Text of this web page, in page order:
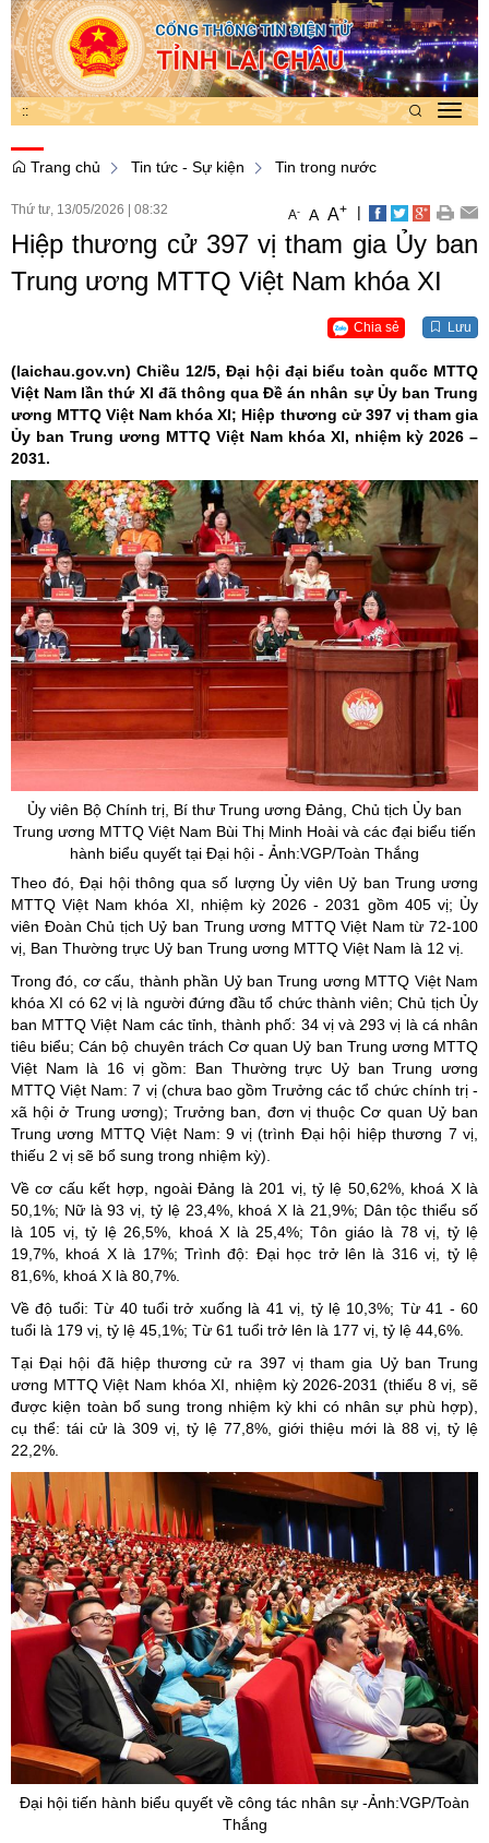
::
Trang chủ
Tin tức - Sự kiện Tin trong nước
Thứ tư, 13/05/2026 08:32 A- A A+ |
Hiệp thương cử 397 vị tham gia Ủy ban
Trung ương MTTQ Việt Nam khóa XI
Chia sẻ Lưu
(laichau.gov.vn) Chiều 12/5, Đại hội đại biểu toàn quốc MTTQ
Việt Nam lần thứ XI đã thông qua Đề án nhân sự Ủy ban Trung
ương MTTQ Việt Nam khóa XI; Hiệp thương cử 397 vị tham gia
Ủy ban Trung ương MTTQ Việt Nam khóa XI, nhiệm kỳ 2026 –
2031.
Ủy viên Bộ Chính trị, Bí thư Trung ương Đảng, Chủ tịch Ủy ban
Trung ương MTTQ Việt Nam Bùi Thị Minh Hoài và các đại biểu tiến
hành biểu quyết tại Đại hội - Ảnh:VGP/Toàn Thắng
Theo đó, Đại hội thông qua số lượng Ủy viên Uỷ ban Trung ương
MTTQ Việt Nam khóa XI, nhiệm kỳ 2026 - 2031 gồm 405 vị; Ủy
viên Đoàn Chủ tịch Uỷ ban Trung ương MTTQ Việt Nam từ 72-100
vị, Ban Thường trực Uỷ ban Trung ương MTTQ Việt Nam là 12 vị.
Trong đó, cơ cấu, thành phần Uỷ ban Trung ương MTTQ Việt Nam
khóa XI có 62 vị là người đứng đầu tổ chức thành viên; Chủ tịch Ủy
ban MTTQ Việt Nam các tỉnh, thành phố: 34 vị và 293 vị là cá nhân
tiêu biểu; Cán bộ chuyên trách Cơ quan Uỷ ban Trung ương MTTQ
Việt Nam là 16 vị gồm: Ban Thường trực Uỷ ban Trung ương
MTTQ Việt Nam: 7 vị (chưa bao gồm Trưởng các tổ chức chính trị -
xã hội ở Trung ương); Trưởng ban, đơn vị thuộc Cơ quan Uỷ ban
Trung ương MTTQ Việt Nam: 9 vị (trình Đại hội hiệp thương 7 vị,
thiếu 2 vị sẽ bổ sung trong nhiệm kỳ).
Về cơ cấu kết hợp, ngoài Đảng là 201 vị, tỷ lệ 50,62%, khoá X là
50,1%; Nữ là 93 vị, tỷ lệ 23,4%, khoá X là 21,9%; Dân tộc thiểu số
là 105 vị, tỷ lệ 26,5%, khoá X là 25,4%; Tôn giáo là 78 vị, tỷ lệ
19,7%, khoá X là 17%; Trình độ: Đại học trở lên là 316 vị, tỷ lệ
81,6%, khoá X là 80,7%.
Về độ tuổi: Từ 40 tuổi trở xuống là 41 vị, tỷ lệ 10,3%; Từ 41 - 60
tuổi là 179 vị, tỷ lệ 45,1%; Từ 61 tuổi trở lên là 177 vị, tỷ lệ 44,6%.
Tại Đại hội đã hiệp thương cử ra 397 vị tham gia Uỷ ban Trung
ương MTTQ Việt Nam khóa XI, nhiệm kỳ 2026-2031 (thiếu 8 vị, sẽ
được kiện toàn bổ sung trong nhiệm kỳ khi có nhân sự phù hợp),
cụ thể: tái cử là 309 vị, tỷ lệ 77,8%, giới thiệu mới là 88 vị, tỷ lệ
22,2%.
Đại hội tiến hành biểu quyết về công tác nhân sự -Ảnh:VGP/Toàn
Thắng